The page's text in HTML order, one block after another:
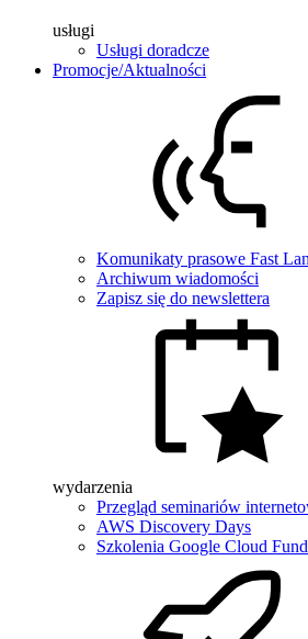
usługi
Usługi doradcze
Promocje/Aktualności
Komunikaty prasowe Fast
Archiwum wiadomości
Zapisz się do newslettera
wydarzenia
Przegląd seminariów
AWS Discovery Days
Szkolenia Google Cloud